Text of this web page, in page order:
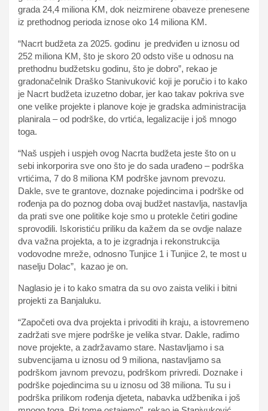
grada 24,4 miliona KM, dok neizmirene obaveze prenesene
iz prethodnog perioda iznose oko 14 miliona KM.
“Nacrt budžeta za 2025. godinu je predviđen u iznosu od
252 miliona KM, što je skoro 20 odsto više u odnosu na
prethodnu budžetsku godinu, što je dobro”, rekao je
gradonačelnik Draško Stanivuković koji je poručio i to kako
je Nacrt budžeta izuzetno dobar, jer kao takav pokriva sve
one velike projekte i planove koje je gradska administracija
planirala – od podrške, do vrtića, legalizacije i još mnogo
toga.
“Naš uspjeh i uspjeh ovog Nacrta budžeta jeste što on u
sebi inkorporira sve ono što je do sada urađeno – podrška
vrtićima, 7 do 8 miliona KM podrške javnom prevozu.
Dakle, sve te grantove, doznake pojedincima i podrške od
rođenja pa do poznog doba ovaj budžet nastavlja, nastavlja
da prati sve one politike koje smo u protekle četiri godine
sprovodili. Iskoristiću priliku da kažem da se ovdje nalaze
dva važna projekta, a to je izgradnja i rekonstrukcija
vodovodne mreže, odnosno Tunjice 1 i Tunjice 2, te most u
naselju Dolac”, kazao je on.
Naglasio je i to kako smatra da su ovo zaista veliki i bitni
projekti za Banjaluku.
“Započeti ova dva projekta i privoditi ih kraju, a istovremeno
zadržati sve mjere podrške je velika stvar. Dakle, radimo
nove projekte, a zadržavamo stare. Nastavljamo i sa
subvencijama u iznosu od 9 miliona, nastavljamo sa
podrškom javnom prevozu, podrškom privredi. Doznake i
podrške pojedincima su u iznosu od 38 miliona. Tu su i
podrška prilikom rođenja djeteta, nabavka udžbenika i još